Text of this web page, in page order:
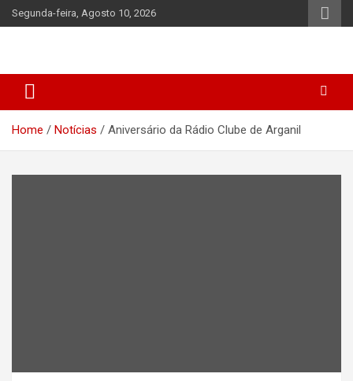
Skip
to
Segunda-feira, Agosto 10, 2026
Home Notícias Aniversário da Rádio Clube de Arganil